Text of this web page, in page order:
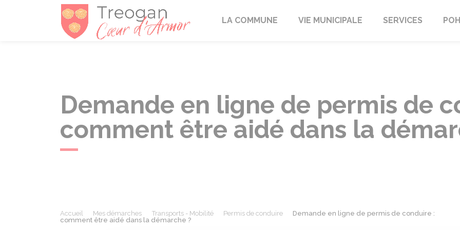
TréoganLA COMMUNE VIE MUNICIPALE SERVICES
Demande en ligne de permis de
comment être aidé dans la
Accueil Mes démarches Transports - Mobilité Permis de conduire
Demande en ligne de permis de conduire :
comment être aidé dans la démarche ?